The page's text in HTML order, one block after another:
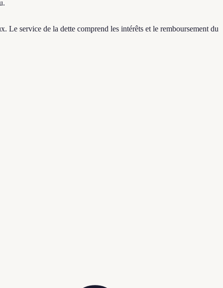
Le service de la dette comprend les intérêts et le remboursement du